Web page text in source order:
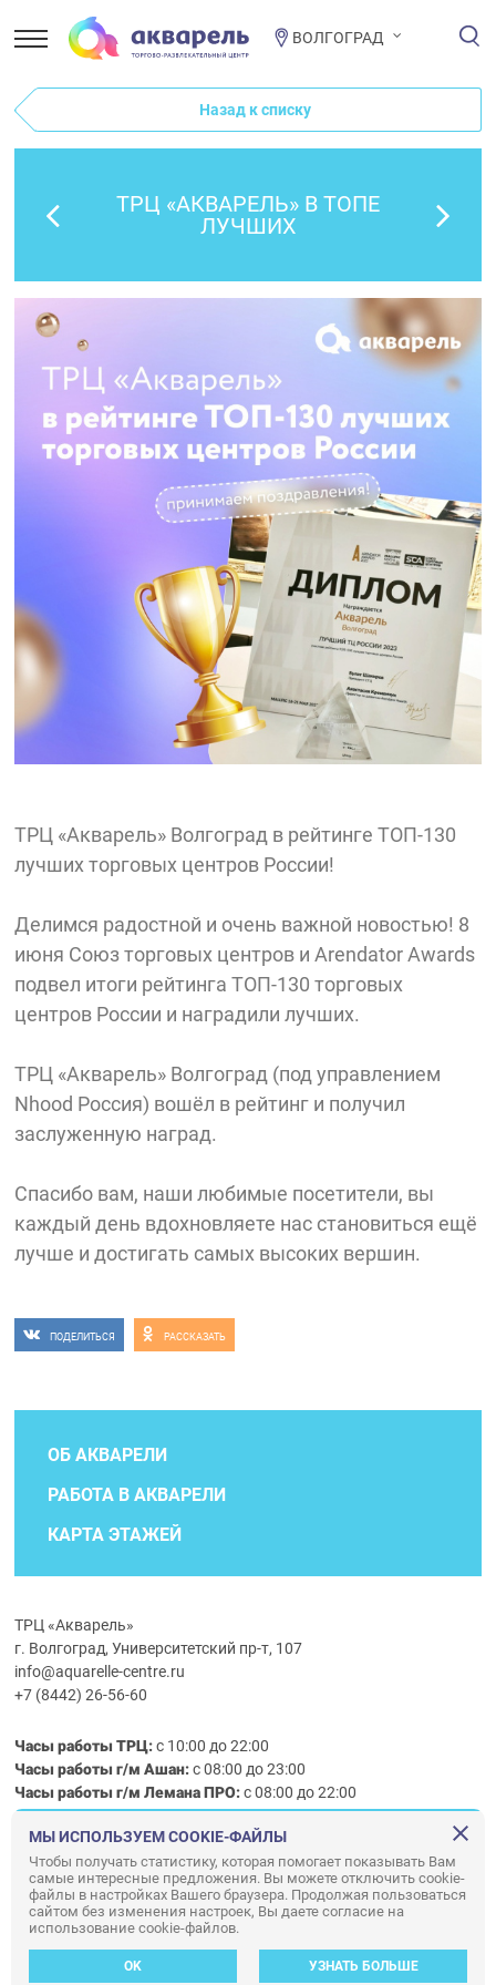
ВОЛГОГРАД
Назад к списку
ТРЦ «АКВАРЕЛЬ» В ТОПЕ
ЛУЧШИХ
ТРЦ «Акварель» Волгоград в рейтинге ТОП-130
лучших торговых центров России!
Делимся радостной и очень важной новостью! 8
июня Союз торговых центров и Arendator Awards
подвел итоги рейтинга ТОП-130 торговых
центров России и наградили лучших.
ТРЦ «Акварель» Волгоград (под управлением
Nhood Россия) вошёл в рейтинг и получил
заслуженную наград.
Спасибо вам, наши любимые посетители, вы
каждый день вдохновляете нас становиться ещё
лучше и достигать самых высоких вершин.
ПОДЕЛИТЬСЯ РАССКАЗАТЬ
ОБ АКВАРЕЛИ
РАБОТА В АКВАРЕЛИ
КАРТА ЭТАЖЕЙ
ТРЦ «Акварель»
г. Волгоград, Университетский пр-т, 107
info@aquarelle-centre.ru
+7 (8442) 26-56-60
Часы работы ТРЦ:с 10:00 до 22:00
Часы работы г/м Ашан:с 08:00 до 23:00
Часы работыг/мЛемана ПРО:с 08:00 до 22:00
Правила посещения ТРЦ «Акварель»
ООО «АКВАРЕЛЬ»
© ООО «Акварель» 2010–2026. All right reserved.
Дизайн концепция сайта —
Адаптивный дизайн и программирование —34 ВЕБ
МЫ ИСПОЛЬЗУЕМ COOKIE-ФАЙЛЫ
Чтобы получать статистику, которая помогает показывать Вам
самые интересные предложения. Вы можете отключить cookie-
файлы в настройках Вашего браузера. Продолжая пользоваться
сайтом без изменения настроек, Вы даете согласие на
использование cookie-файлов.
OK УЗНАТЬ БОЛЬШЕ